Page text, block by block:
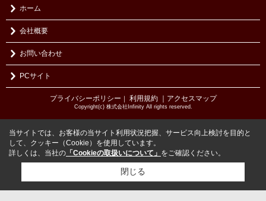
ホーム
会社概要
お問い合わせ
PCサイト
プライバシーポリシー 利用規約 ｜アクセスマップ
Copyright(c) 株式会社Infinity All rights reserved.
当サイトでは、お客様の当サイト利用状況把握、サービス向上検討を目的と
して、クッキー（Cookie）を使用しています。
詳しくは、当社の 「Cookieの取扱いについて」 をご確認ください。
閉じる